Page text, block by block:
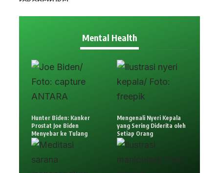
Mental Health
Hunter Biden: Kanker
Prostat Joe Biden
Menyebar ke Tulang
Mengenali Nyeri Kepala
yang Sering Diderita oleh
Setiap Orang